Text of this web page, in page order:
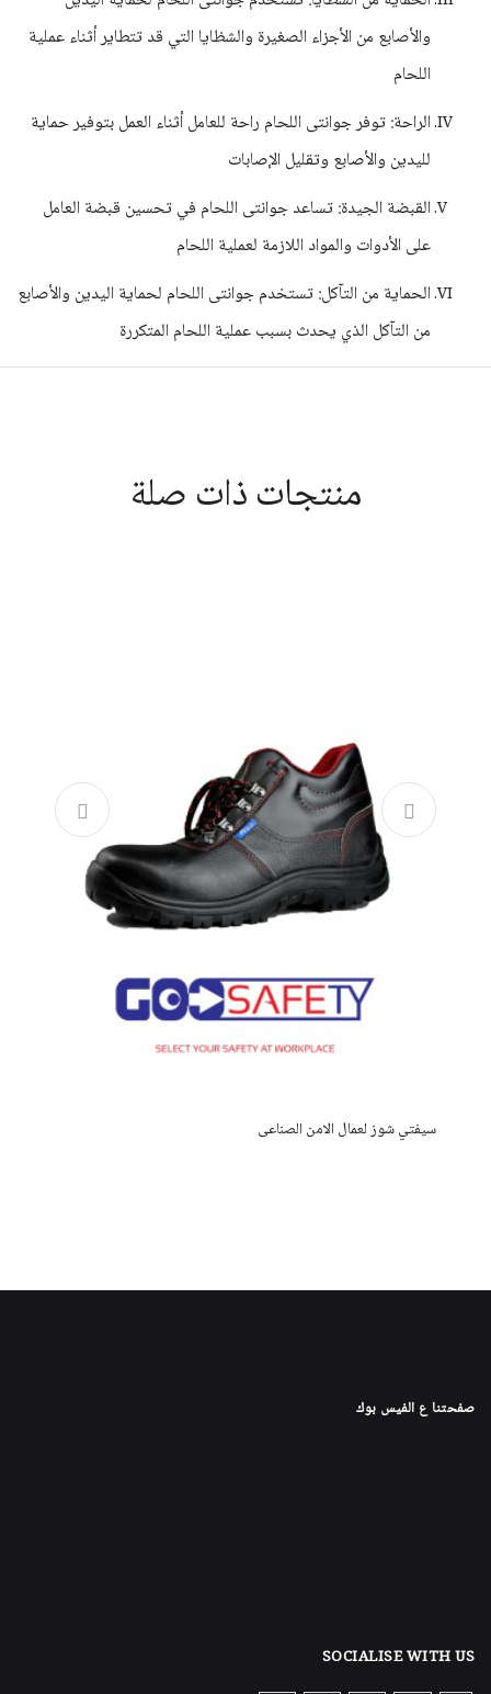
والأصابع من الأجزاء الصغيرة والشظايا التي قد تتطاير أثناء عملية
اللحام
الراحة: توفر جوانتى اللحام راحة للعامل أثناء العمل بتوفير حماية
لليدين والأصابع وتقليل الإصابات
القبضة الجيدة: تساعد جوانتى اللحام في تحسين قبضة العامل
على الأدوات والمواد اللازمة لعملية اللحام
الحماية من التآكل: تستخدم جوانتى اللحام لحماية اليدين والأصابع
من التآكل الذي يحدث بسبب عملية اللحام المتكررة
منتجات ذات صلة
سيفتي شوز لعمال الامن الصناعى
صفحتنا ع الفيس بوك
SOCIALISE WITH US